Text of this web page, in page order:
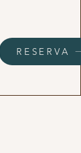
RESERVA